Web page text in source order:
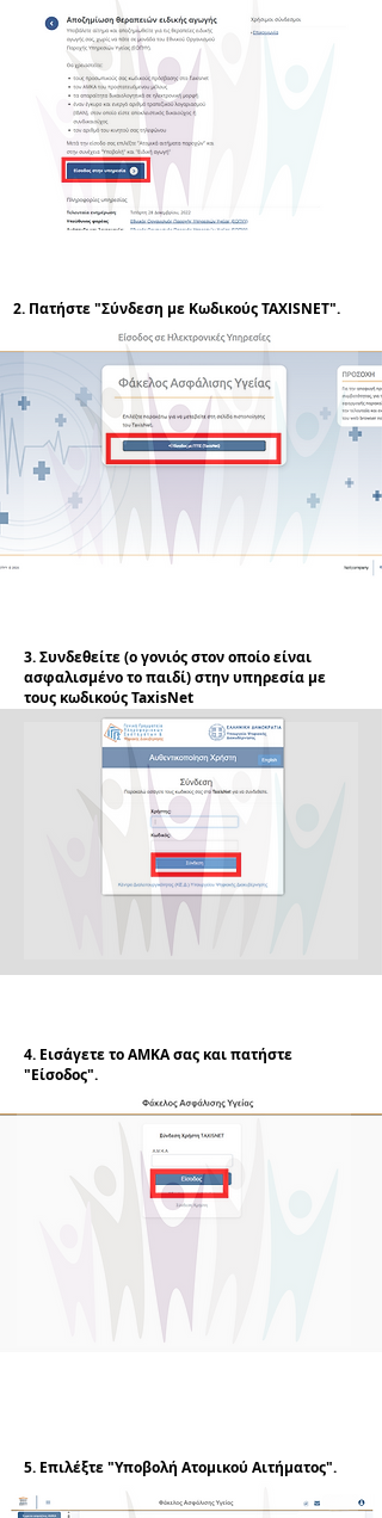
2. Πατήστε "Σύνδεση με Kωδικούς TAXISNET".
3. Συνδεθείτε (ο γονιός στον οποίο είναι
ασφαλισμένο το παιδί) στην υπηρεσία με
τους κωδικούς TaxisNet
4. Εισάγετε το ΑΜΚΑ σας και πατήστε
"Είσοδος".
5. Επιλέξτε "Υποβολή Ατομικού Αιτήματος".